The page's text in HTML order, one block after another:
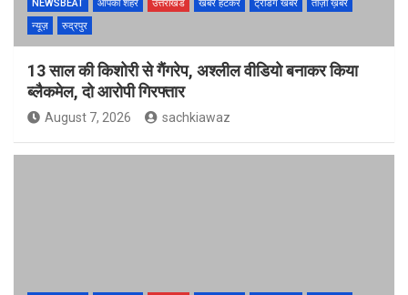
NEWSBEAT आपका शहर उत्तराखंड खबर हटकर ट्रेंडिंग खबरें
ताज़ा ख़बर
न्यूज़
रुद्रपुर
13 साल की किशोरी से गैंगरेप, अश्लील वीडियो बनाकर किया
ब्लैकमेल, दो आरोपी गिरफ्तार
August 7, 2026 sachkiawaz